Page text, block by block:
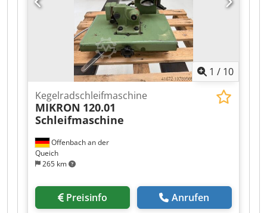
Zubehör: Schleifscheiben Ø400mm incl
Schleifscheibenflansche 1 Diamantabrichtrolle
Fabr. Dr. Kaiser Ø160mm Gegenhalterspitze
Schaltschrank: Breite 70cm x Länge 280cm x
Höhe 220cm Maschine Breite 220cm x Länge
370cm x Höhe 300cm Kühlmittelanlage: Breite
170cm x Länge 240cm x Höhe 250cm
1 / 10
Offenbach an der
Queich
265 km
Kegelradschleifmaschine
MIKRON 120.01
Schleifmaschine
Preisinfo Anrufen